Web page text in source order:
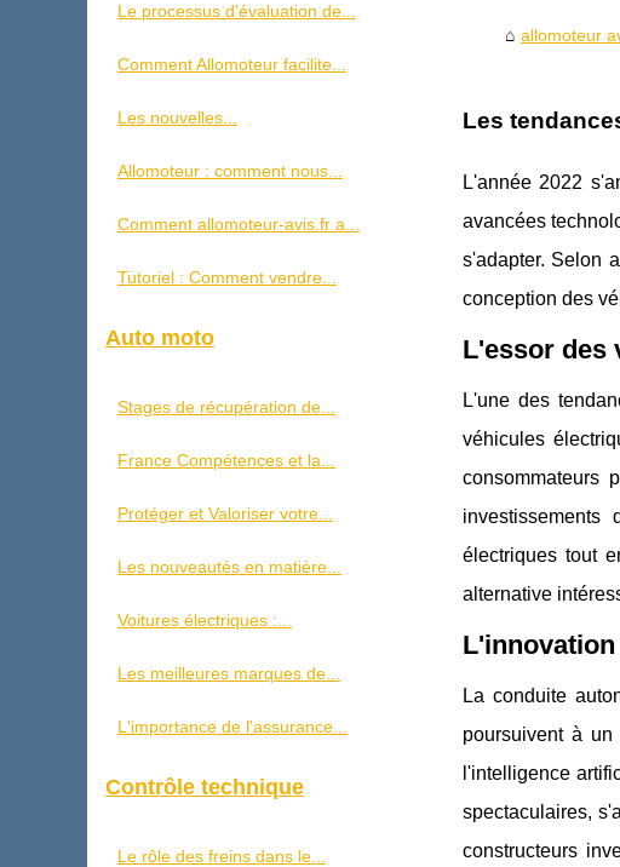
allomoteur
Les
L'année 2022
avancées
s'adapter. Selon
conception des
L'essor des
L'une des
véhicules
consommateurs
électriques tout
alternative
La conduite
poursuivent à
l'intelligence
spectaculaires,
constructeurs
Le processus d'évaluation de...
Comment Allomoteur facilite...
Les nouvelles...
Allomoteur : comment nous...
Comment allomoteur-avis.fr a...
Tutoriel : Comment vendre...
Auto moto
Stages de récupération de...
France Compétences et la...
Protéger et Valoriser votre...
Les nouveautés en matière...
Voitures électriques :...
Les meilleures marques de...
L'importance de l'assurance...
Contrôle technique
Le rôle des freins dans le...